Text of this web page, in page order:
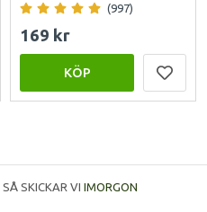
(997)
169 kr
KÖP
SÅ SKICKAR VI IMORGON